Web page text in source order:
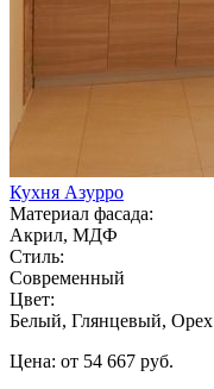
Кухня Азурро
Материал фасада:
Акрил, МДФ
Стиль:
Современный
Цвет:
Белый, Глянцевый, Орех
Цена: от 54 667 руб.